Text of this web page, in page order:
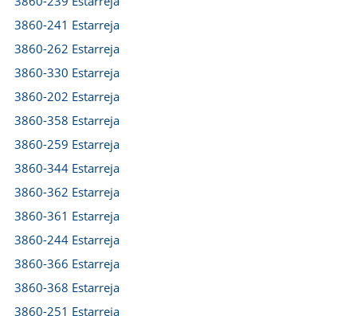
3860-241 Estarreja
3860-262 Estarreja
3860-330 Estarreja
3860-202 Estarreja
3860-358 Estarreja
3860-259 Estarreja
3860-344 Estarreja
3860-362 Estarreja
3860-361 Estarreja
3860-244 Estarreja
3860-366 Estarreja
3860-368 Estarreja
3860-251 Estarreja